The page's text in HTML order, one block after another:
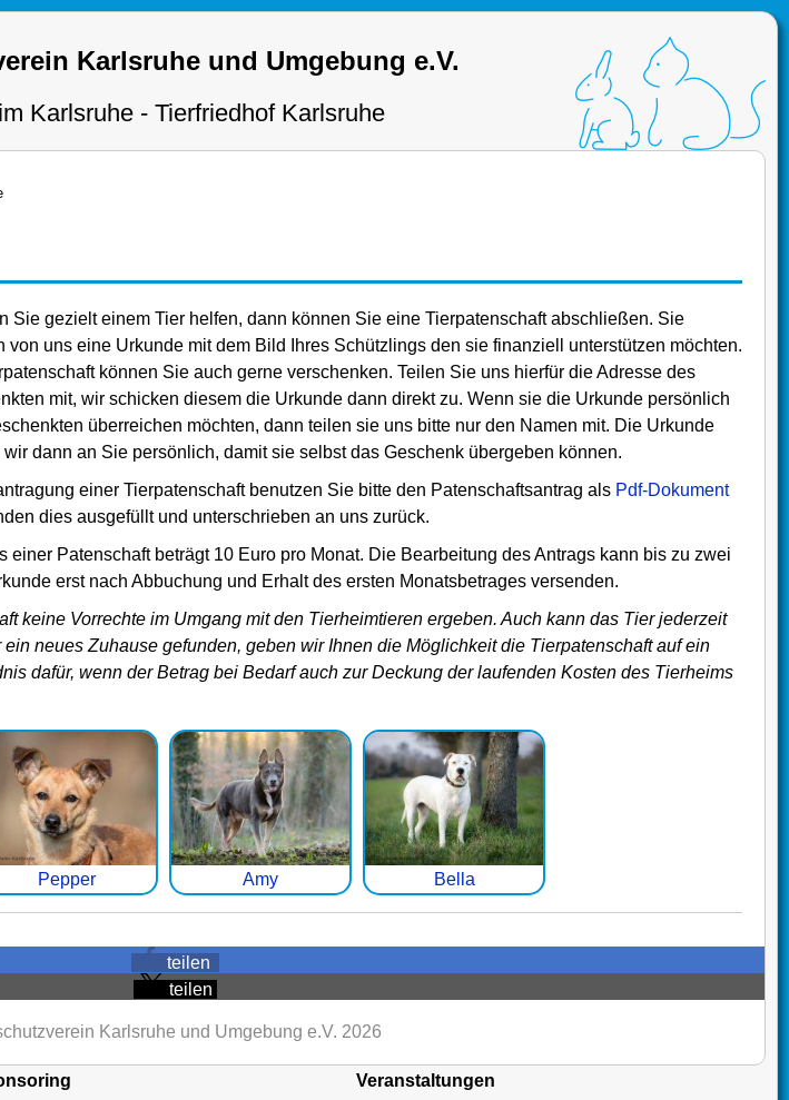
Karlsruhe und Umgebung e.V.
Karlsruhe - Tierfriedhof Karlsruhe
Sie gezielt einem Tier helfen, dann können Sie eine Tierpatenschaft abschließen. Sie
von uns eine Urkunde mit dem Bild Ihres Schützlings den sie finanziell unterstützen möchten.
können Sie auch gerne verschenken. Teilen Sie uns hierfür die Adresse des
mit, wir schicken diesem die Urkunde dann direkt zu. Wenn sie die Urkunde persönlich
überreichen möchten, dann teilen sie uns bitte nur den Namen mit. Die Urkunde
dann an Sie persönlich, damit sie selbst das Geschenk übergeben können.
einer Tierpatenschaft benutzen Sie bitte den Patenschaftsantrag als Pdf-Dokument
dies ausgefüllt und unterschrieben an uns zurück.
Patenschaft beträgt 10 Euro pro Monat. Die Bearbeitung des Antrags kann bis zu zwei
erst nach Abbuchung und Erhalt des ersten Monatsbetrages versenden.
keine Vorrechte im Umgang mit den Tierheimtieren ergeben. Auch kann das Tier jederzeit
neues Zuhause gefunden, geben wir Ihnen die Möglichkeit die Tierpatenschaft auf ein
dafür, wenn der Betrag bei Bedarf auch zur Deckung der laufenden Kosten des Tierheims
Pepper Amy Bella
teilen
teilen
Karlsruhe und Umgebung e.V. 2026
Veranstaltungen